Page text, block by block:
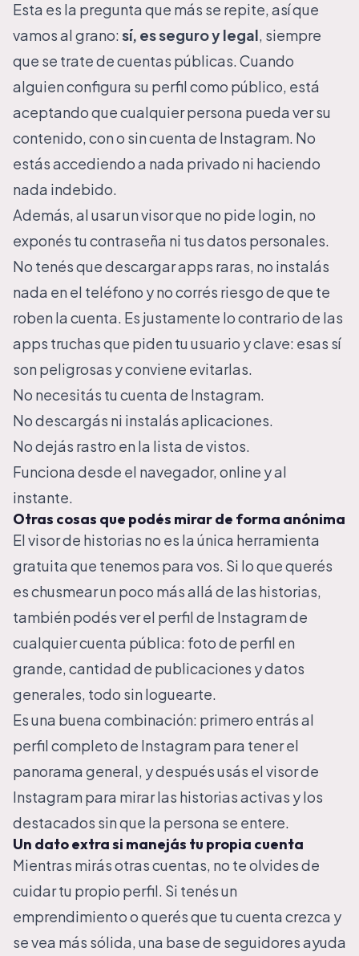
Esta es la pregunta que más se repite, así que
vamos al grano:sí, es seguro y legal, siempre
que se trate de cuentas públicas. Cuando
alguien configura su perfil como público, está
aceptando que cualquier persona pueda ver su
contenido, con o sin cuenta de Instagram. No
estás accediendo a nada privado ni haciendo
nada indebido.
Además, al usar un visor que no pide login, no
exponés tu contraseña ni tus datos personales.
No tenés que descargar apps raras, no instalás
nada en el teléfono y no corrés riesgo de que te
roben la cuenta. Es justamente lo contrario de las
apps truchas que piden tu usuario y clave: esas sí
son peligrosas y conviene evitarlas.
No necesitás tu cuenta de Instagram.
No descargás ni instalás aplicaciones.
No dejás rastro en la lista de vistos.
Funciona desde el navegador, online y al
instante.
Otras cosas que podés mirar de forma anónima
El visor de historias no es la única herramienta
gratuita que tenemos para vos. Si lo que querés
es chusmear un poco más allá de las historias,
también podésver el perfil de Instagramde
cualquier cuenta pública: foto de perfil en
grande, cantidad de publicaciones y datos
generales, todo sin loguearte.
Es una buena combinación: primero entrás al
perfil completo de Instagrampara tener el
panorama general, y después usás elvisor de
Instagrampara mirar las historias activas y los
destacados sin que la persona se entere.
Un dato extra si manejás tu propia cuenta
Mientras mirás otras cuentas, no te olvides de
cuidar tu propio perfil. Si tenés un
emprendimiento o querés que tu cuenta crezca y
se vea más sólida, una base de seguidores ayuda